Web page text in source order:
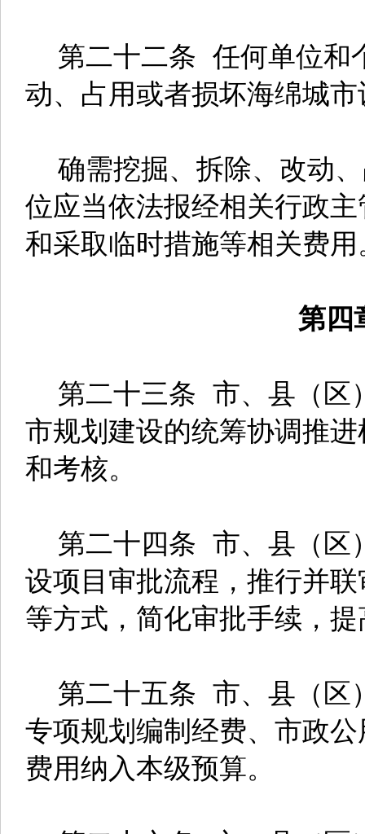
第二十二条 任何单位和
动、占用或者损坏海绵城
确需挖掘、拆除、改动
位应当依法报经相关行政
和采取临时措施等相关费
第四
第二十三条 市、县（区
市规划建设的统筹协调推
和考核。
第二十四条 市、县（区
设项目审批流程，推行并
等方式，简化审批手续，
第二十五条 市、县（区
专项规划编制经费、市政
费用纳入本级预算。